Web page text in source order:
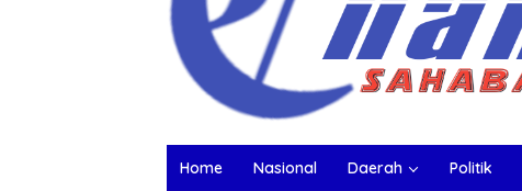
Home Nasional Daerah Politik